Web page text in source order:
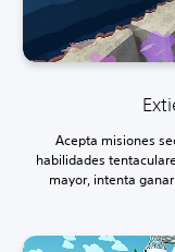
Acepta misiones
habilidades
mayor, intenta